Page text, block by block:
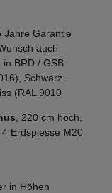
Jahre Garantie
auch
in BRD / GSB
Schwarz
(RAL 9010
, 220 cm hoch,
Erdspiesse M20
in Höhen